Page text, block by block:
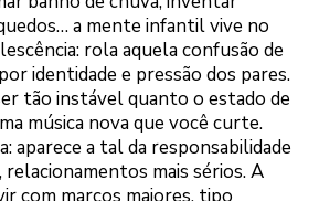
a mente infantil vive no
rola aquela confusão de
identidade e pressão dos pares.
tão instável quanto o estado de
música nova que você curte.
aparece a tal da responsabilidade
mais sérios. A